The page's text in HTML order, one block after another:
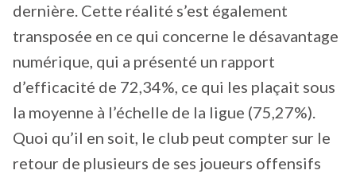
dernière. Cette réalité s’est également
transposée en ce qui concerne le désavantage
numérique, qui a présenté un rapport
d’efficacité de 72,34%, ce qui les plaçait sous
la moyenne à l’échelle de la ligue (75,27%).
Quoi qu’il en soit, le club peut compter sur le
retour de plusieurs de ses joueurs offensifs